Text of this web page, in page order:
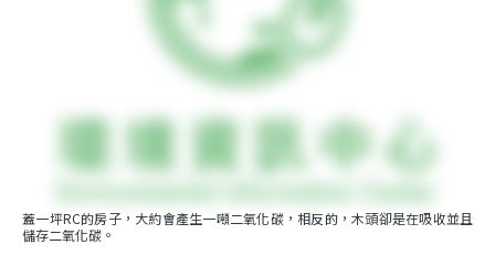
蓋一坪RC的房子，大約會產生一噸二氧化碳，相反的，木頭卻是在吸收並且
儲存二氧化碳。